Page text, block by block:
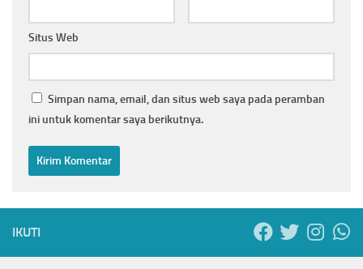
Situs Web
Simpan nama, email, dan situs web saya pada peramban
ini untuk komentar saya berikutnya.
IKUTI